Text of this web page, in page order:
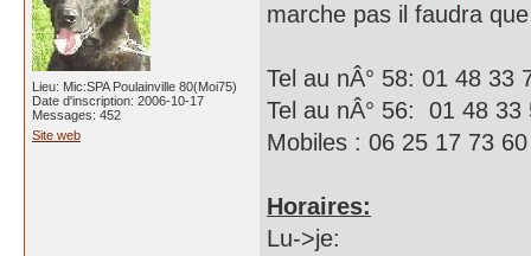
Lieu: Mic:SPA Poulainville 80(Moi75)
Date d'inscription: 2006-10-17
Messages: 452
Site web
marche pas il faudra
Tel au nÂ° 58: 01 48 33
Tel au nÂ° 56: 01 48 33
Mobiles : 06 25 17 73
Horaires:
Lu->je: